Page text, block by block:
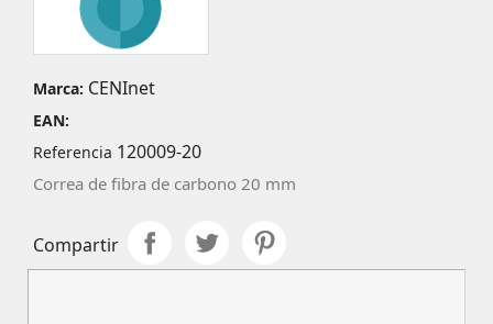
Marca: CENInet
EAN:
Referencia 120009-20
Correa de fibra de carbono 20 mm
Compartir